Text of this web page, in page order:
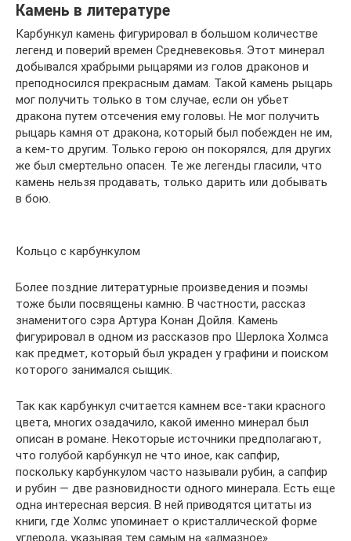
Камень в литературе
Карбункул камень фигурировал в большом количестве
легенд и поверий времен Средневековья. Этот минерал
добывался храбрыми рыцарями из голов драконов и
преподносился прекрасным дамам. Такой камень рыцарь
мог получить только в том случае, если он убьет
дракона путем отсечения ему головы. Не мог получить
рыцарь камня от дракона, который был побежден не им,
а кем-то другим. Только герою он покорялся, для других
же был смертельно опасен. Те же легенды гласили, что
камень нельзя продавать, только дарить или добывать
в бою.
Кольцо с карбункулом
Более поздние литературные произведения и поэмы
тоже были посвящены камню. В частности, рассказ
знаменитого сэра Артура Конан Дойля. Камень
фигурировал в одном из рассказов про Шерлока Холмса
как предмет, который был украден у графини и поиском
которого занимался сыщик.
Так как карбункул считается камнем все-таки красного
цвета, многих озадачило, какой именно минерал был
описан в романе. Некоторые источники предполагают,
что голубой карбункул не что иное, как сапфир,
поскольку карбункулом часто называли рубин, а сапфир
и рубин — две разновидности одного минерала. Есть еще
одна интересная версия. В ней приводятся цитаты из
книги, где Холмс упоминает о кристаллической форме
углерода, указывая тем самым на «алмазное»